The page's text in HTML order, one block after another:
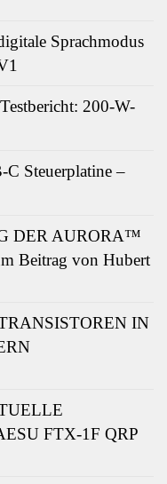
Sprachmodus
200-W-
Steuerplatine –
DER AURORA™
Beitrag von Hubert
IN
FTX-1F QRP